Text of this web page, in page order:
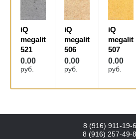
iQ
megalit
521
0.00
руб.
iQ
megalit
506
0.00
руб.
iQ
megalit
507
0.00
руб.
8 (916) 911-19-
8 (916) 257-49-